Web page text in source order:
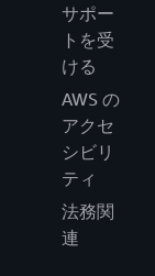
サポー
トを受
ける
AWS の
アクセ
シビリ
ティ
法務関
連